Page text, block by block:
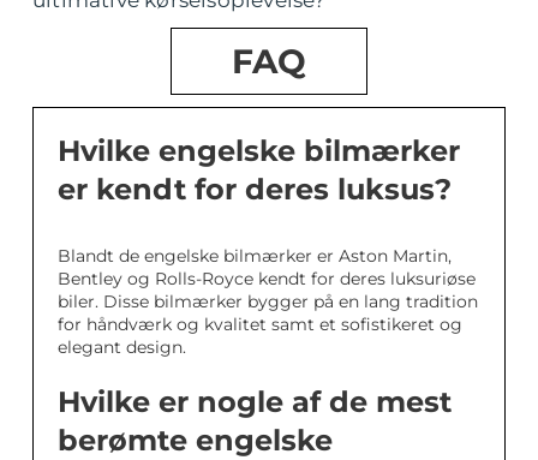
FAQ
Hvilke engelske bilmærker
er kendt for deres luksus?
Blandt de engelske bilmærker er Aston Martin,
Bentley og Rolls-Royce kendt for deres luksuriøse
biler. Disse bilmærker bygger på en lang tradition
for håndværk og kvalitet samt et sofistikeret og
elegant design.
Hvilke er nogle af de mest
berømte engelske